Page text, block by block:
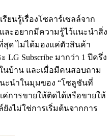
ยนรู้เรื่องโซลาร์เซลล์จาก
ละอยากมีความรู้ไว้แนะนำสิ่ง
สุด ไม่ได้มองแค่ตัวสินค้า
LG Subscribe มากว่า 1 ปีครึ่ง
นบ้าน และเมื่อมีคนสอบถาม
ะนำในมุมของ “โซลูชันที่
ค่การขายให้ติดได้หรือขายให้
งไม่ใช่การเริ่มต้นจากการ